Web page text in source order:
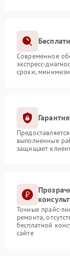
Современное
экспресс-
сроки,
выполненные
защищает
Точные прайс-
ремонта,
бесплатной
сайте